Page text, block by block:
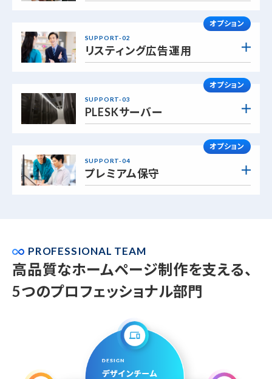
SUPPORT-02
リスティング広告運用
オプション
SUPPORT-03
PLESKサーバー
オプション
SUPPORT-04
プレミアム保守
オプション
PROFESSIONAL TEAM
高品質なホームページ制作を支える、
5つのプロフェッショナル部門